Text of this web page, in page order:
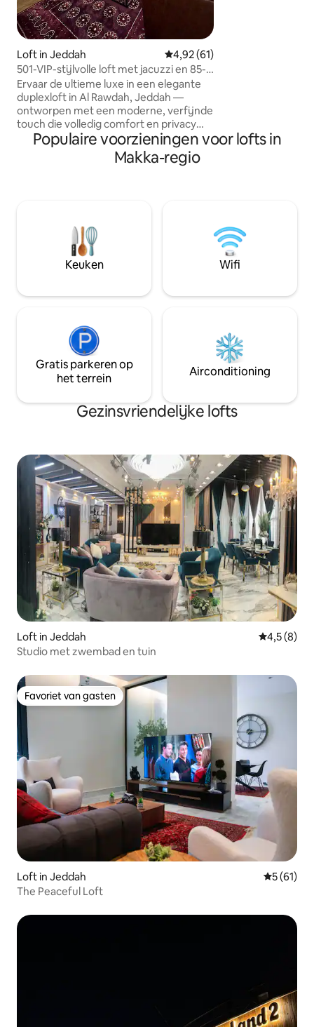
Loft in Jeddah Gemiddelde beoordeling van
4,92 (61)
inch QLED-tv
Ervaar de ultieme luxe in een elegante
duplexloft in Al Rawdah, Jeddah —
ontworpen met een moderne, verfijnde
touch die volledig comfort en privacy
biedt. Ontspan in je eigen jacuzzi en
geniet van een filmische ervaring op een
85-inch QLED-tv. Perfect gelegen nabij
professioneel team dat zorgt voor een
naadloos verblijf. Luxe accommodatie:
waar elegantie en comfort
samenkomen.
Populaire voorzieningen voor lofts in
Makka-regio
Keuken Wifi
Gratis parkeren op
het terrein
Airconditioning
Gezinsvriendelijke lofts
Loft in Jeddah
4,5 (8)
Studio met zwembad en tuin
Favoriet van gasten
Favoriet van gasten
Loft in Jeddah
5 (61)
The Peaceful Loft